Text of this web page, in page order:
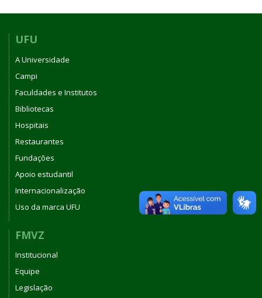
UFU
A Universidade
Campi
Faculdades e Institutos
Bibliotecas
Hospitais
Restaurantes
Fundações
Apoio estudantil
Internacionalização
Uso da marca UFU
FMVZ
Institucional
Equipe
Legislação